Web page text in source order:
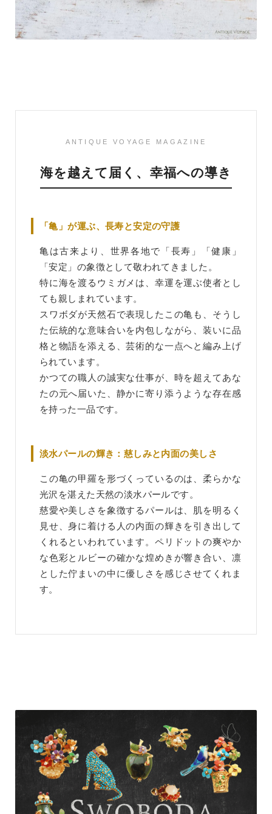
ANTIQUE VOYAGE MAGAZINE
海を越えて届く、幸福への導き
「亀」が運ぶ、長寿と安定の守護
亀は古来より、世界各地で「長寿」「健康」
「安定」の象徴として敬われてきました。
特に海を渡るウミガメは、幸運を運ぶ使者とし
ても親しまれています。
スワボダが天然石で表現したこの亀も、そうし
た伝統的な意味合いを内包しながら、装いに品
格と物語を添える、芸術的な一点へと編み上げ
られています。
かつての職人の誠実な仕事が、時を超えてあな
たの元へ届いた、静かに寄り添うような存在感
を持った一品です。
淡水パールの輝き：慈しみと内面の美しさ
この亀の甲羅を形づくっているのは、柔らかな
光沢を湛えた天然の淡水パールです。
慈愛や美しさを象徴するパールは、肌を明るく
見せ、身に着ける人の内面の輝きを引き出して
くれるといわれています。ペリドットの爽やか
な色彩とルビーの確かな煌めきが響き合い、凛
とした佇まいの中に優しさを感じさせてくれま
す。